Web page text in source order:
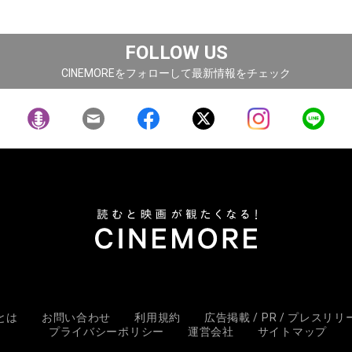
FOLLOW US
CINEMOREをフォローして最新情報をチェック
は お問い合わせ 利用規約
広告掲載 / PR / プレスリリ
プライバシーポリシー
運営会社 サイトマップ